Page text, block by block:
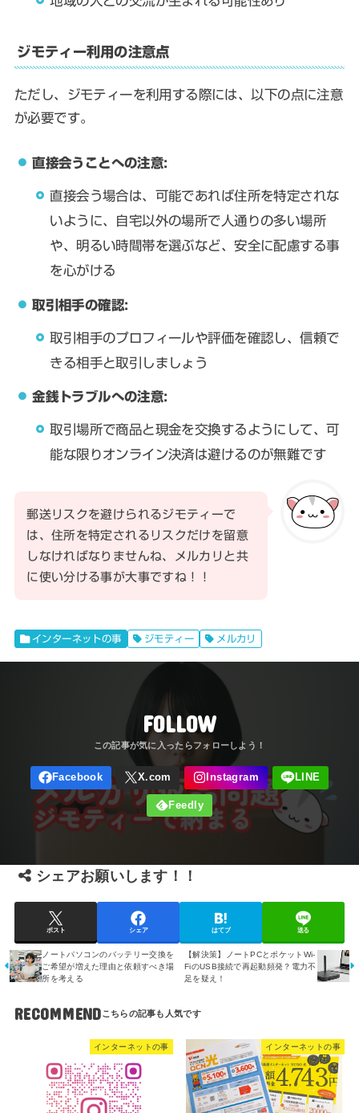
ジモティー利用の注意点
ただし、ジモティーを利用する際には、以下の点に注意
が必要です。
直接会うことへの注意:
直接会う場合は、可能であれば住所を特定されな
いように、自宅以外の場所で人通りの多い場所
や、明るい時間帯を選ぶなど、安全に配慮する事
を心がける
取引相手の確認:
取引相手のプロフィールや評価を確認し、信頼で
きる相手と取引しましょう
金銭トラブルへの注意:
取引場所で商品と現金を交換するようにして、可
能な限りオンライン決済は避けるのが無難です
郵送リスクを避けられるジモティーで
は、住所を特定されるリスクだけを留意
しなければなりませんね、メルカリと共
に使い分ける事が大事ですね！！
インターネットの事 ジモティー メルカリ
FOLLOW
シェアお願いします！！
ポスト シェア はてブ 送る
【解決策】ノートPCとポケットWi-
FiのUSB接続で再起動頻発？電力不
足を疑え！
ノートパソコンのバッテリー交換を
ご希望が増えた理由と依頼すべき場
所を考える
RECOMMEND
インターネットの事 インターネットの事